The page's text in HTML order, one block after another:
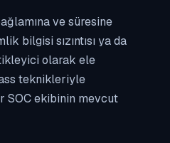
ve süresine
bilgisi sızıntısı ya da
olarak ele
teknikleriyle
SOC ekibinin mevcut